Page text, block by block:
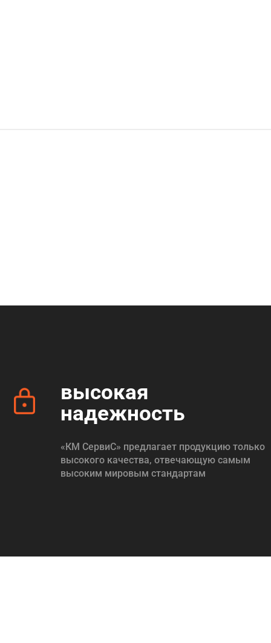
высокая
надежность
«КМ СервиС» предлагает продукцию только
высокого качества, отвечающую самым
высоким мировым стандартам